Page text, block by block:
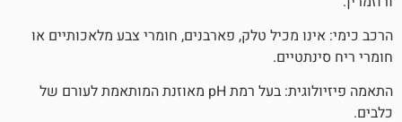
מכיל טלק, פארבנים, חומרי צבע מלאכותיים או
התאמה פיזיולוגית: בעל רמת pH מאוזנת המותאמת לעורם של